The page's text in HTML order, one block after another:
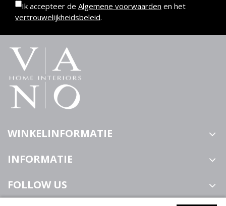
Ik accepteer de Algemene voorwaarden en het
vertrouwelijkheidsbeleid.
WINKELINFORMATIE
INFORMATIE
FOLLOW US